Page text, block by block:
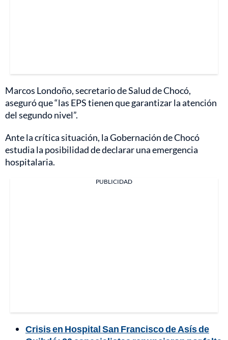
Marcos Londoño, secretario de Salud de Chocó,
aseguró que “las EPS tienen que garantizar la atención
del segundo nivel”.
Ante la crítica situación, la Gobernación de Chocó
estudia la posibilidad de declarar una emergencia
hospitalaria.
PUBLICIDAD
Crisis en Hospital San Francisco de Asís de